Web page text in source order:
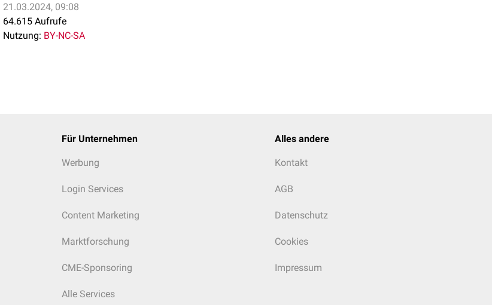
21.03.2024, 09:08
64.615 Aufrufe
Nutzung: BY-NC-SA
Für Unternehmen
Werbung
Login Services
Content Marketing
Marktforschung
CME-Sponsoring
Alle Services
Alles andere
Kontakt
AGB
Datenschutz
Cookies
Impressum